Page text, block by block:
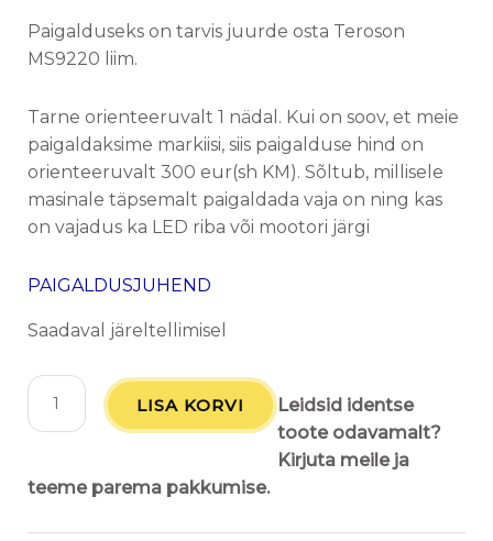
Paigalduseks on tarvis juurde osta Teroson
MS9220 liim.
Tarne orienteeruvalt 1 nädal. Kui on soov, et meie
paigaldaksime markiisi, siis paigalduse hind on
orienteeruvalt 300 eur(sh KM). Sõltub, millisele
masinale täpsemalt paigaldada vaja on ning kas
on vajadus ka LED riba või mootori järgi
PAIGALDUSJUHEND
Saadaval järeltellimisel
LISA KORVI
Leidsid identse
toote odavamalt?
Kirjuta meile ja
teeme parema pakkumise.